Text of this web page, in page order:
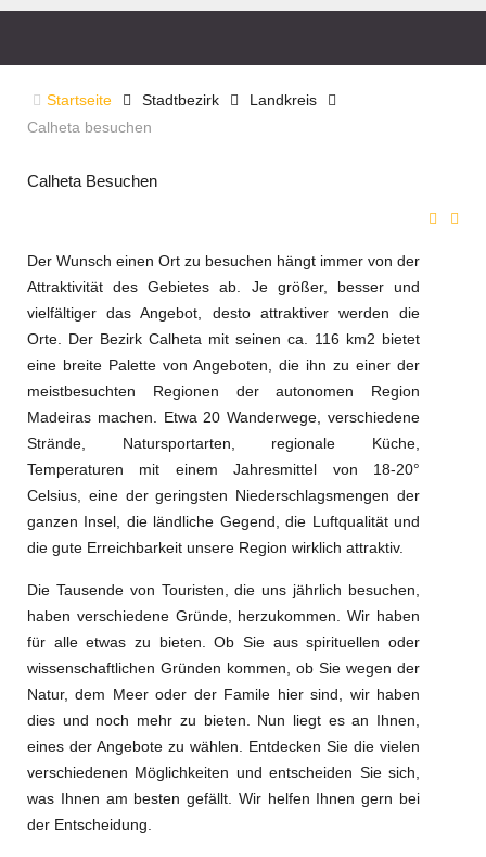
Startseite Stadtbezirk
Landkreis
Calheta besuchen
Calheta Besuchen
Der Wunsch einen Ort zu besuchen hängt immer von der
Attraktivität des Gebietes ab. Je größer, besser und
vielfältiger das Angebot, desto attraktiver werden die
Orte. Der Bezirk Calheta mit seinen ca. 116 km2 bietet
eine breite Palette von Angeboten, die ihn zu einer der
meistbesuchten Regionen der autonomen Region
Madeiras machen. Etwa 20 Wanderwege, verschiedene
Strände, Natursportarten, regionale Küche,
Temperaturen mit einem Jahresmittel von 18-20°
Celsius, eine der geringsten Niederschlagsmengen der
ganzen Insel, die ländliche Gegend, die Luftqualität und
die gute Erreichbarkeit unsere Region wirklich attraktiv.
Die Tausende von Touristen, die uns jährlich besuchen,
haben verschiedene Gründe, herzukommen. Wir haben
für alle etwas zu bieten. Ob Sie aus spirituellen oder
wissenschaftlichen Gründen kommen, ob Sie wegen der
Natur, dem Meer oder der Famile hier sind, wir haben
dies und noch mehr zu bieten. Nun liegt es an Ihnen,
eines der Angebote zu wählen. Entdecken Sie die vielen
verschiedenen Möglichkeiten und entscheiden Sie sich,
was Ihnen am besten gefällt. Wir helfen Ihnen gern bei
der Entscheidung.